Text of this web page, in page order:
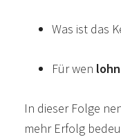
Was ist das
Für wen
In dieser Folge
mehr Erfolg